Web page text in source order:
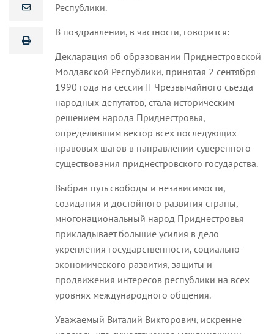
Республики.
В поздравлении, в частности, говорится:
Декларация об образовании Приднестровской
Молдавской Республики, принятая 2 сентября
1990 года на сессии II Чрезвычайного съезда
народных депутатов, стала историческим
решением народа Приднестровья,
определившим вектор всех последующих
правовых шагов в направлении суверенного
существования приднестровского государства.
Выбрав путь свободы и независимости,
созидания и достойного развития страны,
многонациональный народ Приднестровья
прикладывает большие усилия в дело
укрепления государственности, социально-
экономического развития, защиты и
продвижения интересов республики на всех
уровнях международного общения.
Уважаемый Виталий Викторович, искренне